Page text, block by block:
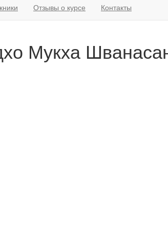
Отзывы о курсе Контакты
Мукха